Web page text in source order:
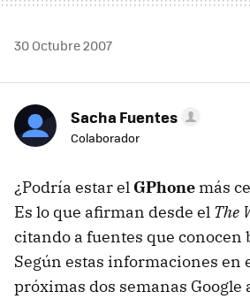
30 Octubre 2007
Sacha Fuentes
Colaborador
¿Podría estar el GPhone más
Es lo que afirman desde el The
citando a fuentes que conocen
Según estas informaciones en
próximas dos semanas